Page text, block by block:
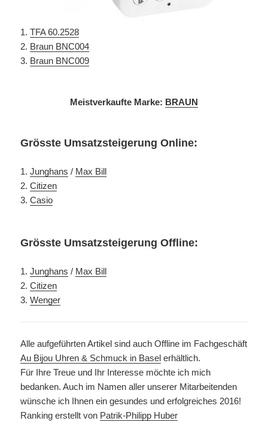
1.TFA 60.2528
2. Braun BNC004
3. Braun BNC009
Meistverkaufte Marke: BRAUN
Grösste Umsatzsteigerung Online:
1.Junghans / Max Bill
2.Citizen
3.Casio
Grösste Umsatzsteigerung Offline:
1.Junghans / Max Bill
2.Citizen
3.Wenger
Alle aufgeführten Artikel sind auch Offline im Fachgeschäft
Au Bijou Uhren & Schmuck in Basel erhältlich.
Für Ihre Treue und Ihr Interesse möchte ich mich
bedanken. Auch im Namen aller unserer Mitarbeitenden
wünsche ich Ihnen ein gesundes und erfolgreiches 2016!
Ranking erstellt von Patrik-Philipp Huber